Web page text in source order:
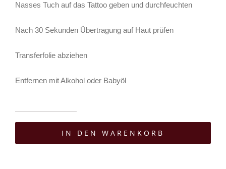
Nasses Tuch auf das Tattoo geben und durchfeuchten
Nach 30 Sekunden Übertragung auf Haut prüfen
Transferfolie abziehen
Entfernen mit Alkohol oder Babyöl
TattooIN DEN WARENKORB